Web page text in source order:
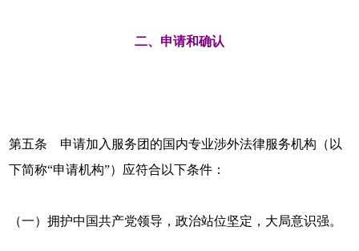
二、申请和确认
第五条 申请加入服务团的国内专业涉外法律服务机构（以
下简称“申请机构”）应符合以下条件：
（一）拥护中国共产党领导，政治站位坚定，大局意识强。